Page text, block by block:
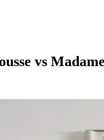
vs